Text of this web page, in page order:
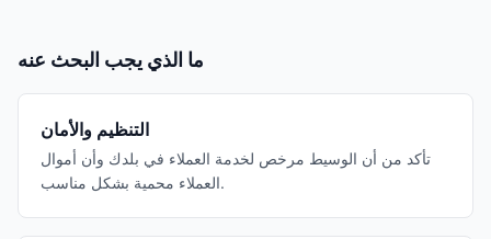
ما الذي يجب البحث عنه
التنظيم والأمان
تأكد من أن الوسيط مرخص لخدمة العملاء في بلدك وأن أموال
العملاء محمية بشكل مناسب.